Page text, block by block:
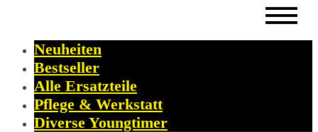
Neuheiten
Bestseller
Alle Ersatzteile
Pflege & Werkstatt
Diverse Youngtimer